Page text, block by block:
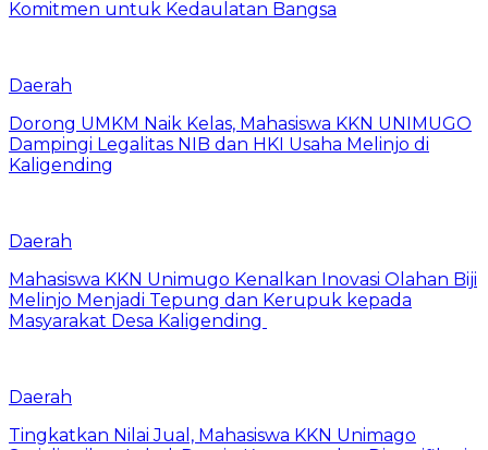
Komitmen untuk Kedaulatan Bangsa
Daerah
Dorong UMKM Naik Kelas, Mahasiswa KKN UNIMUGO
Dampingi Legalitas NIB dan HKI Usaha Melinjo di
Kaligending
Daerah
Mahasiswa KKN Unimugo Kenalkan Inovasi Olahan Biji
Melinjo Menjadi Tepung dan Kerupuk kepada
Masyarakat Desa Kaligending
Daerah
Tingkatkan Nilai Jual, Mahasiswa KKN Unimago